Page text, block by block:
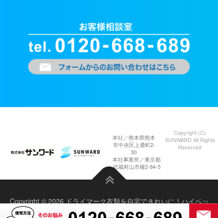
本社／熊本県熊本
市中央区上通町2-
30
本社事業所／東京都
武蔵村山市榎2-84-5
Copyright (C)
SUNWARD All Rights
Reserved
Copyright © 2026 ドライマーク衣類を自宅できれいに！ハイベッ
ク｜ニュース– OnePress theme by FameThemes